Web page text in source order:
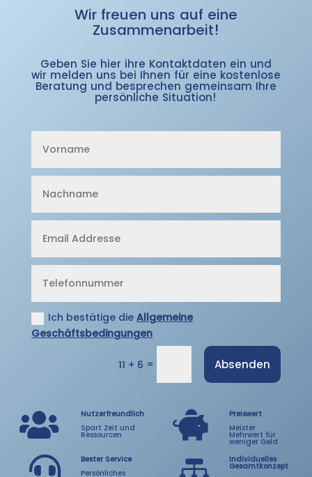
Wir freuen uns auf eine
Zusammenarbeit!
Geben Sie hier ihre Kontaktdaten ein und
wir melden uns bei Ihnen für eine kostenlose
Beratung und besprechen gemeinsam Ihre
persönliche Situation!
Ich bestätige dieAllgemeine
Geschäftsbedingungen
11 + 6 = Absenden

Nutzerfreundlich
Spart Zeit und
Ressourcen 
Preiswert
Meister
Mehrwert für
weniger Geld

Bester Service
Persönliches
 Individuelles
Gesamtkonzept